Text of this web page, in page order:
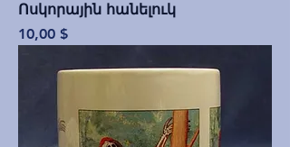
Ոսկորային հանելուկ
Price
10,00 $